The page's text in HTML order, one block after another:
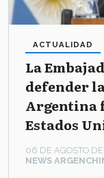
La
defender
Argentina
Estados
NEWS
ACTUALIDAD
06 DE AGOSTO